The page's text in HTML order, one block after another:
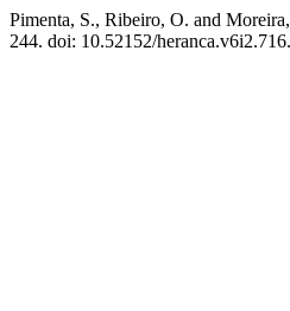
Pimenta, S., Ribeiro, O. and
244. doi: 10.52152/heranca.v6i2.716.